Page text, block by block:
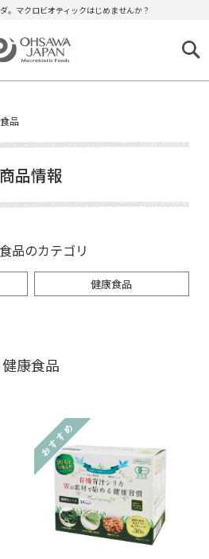
。マクロビオティックはじめませんか？
品
商品情報
品のカテゴリ
健康食品
健康食品